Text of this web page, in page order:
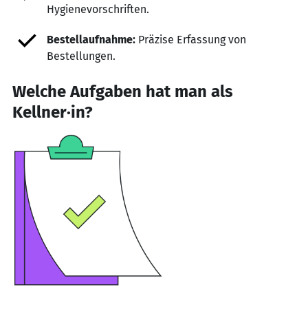
Hygienevorschriften.
Bestellaufnahme: Präzise Erfassung von
Bestellungen.
Welche Aufgaben hat man als
Kellner·in?